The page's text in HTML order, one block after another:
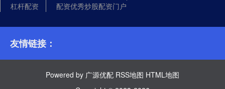
杠杆配资
配资优秀炒股配资门户
友情链接：
Powered by 广源优配 RSS地图 HTML地图